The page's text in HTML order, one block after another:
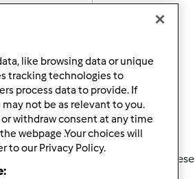
un modello TM 3300
solo una copia online in francese
like browsing data or unique
tracking technologies to
process data to provide. If
not be as relevant to you.
withdraw consent at any time
webpage .Your choices will
to our Privacy Policy.